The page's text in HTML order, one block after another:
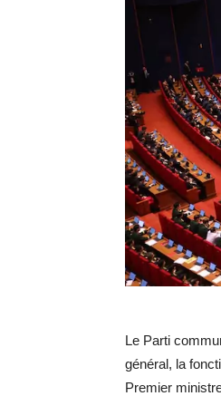
Le Parti
général, la
Premier